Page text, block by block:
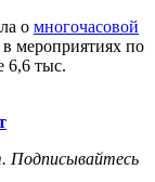
о многочасовой
в мероприятиях по
6,6 тыс.
Подписывайтесь